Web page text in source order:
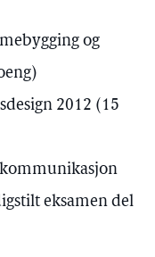
og
2012 (15
kommunikasjon
eksamen del